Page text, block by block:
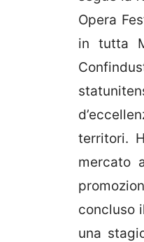
Opera
in tutta
territori.
mercato
concluso
una